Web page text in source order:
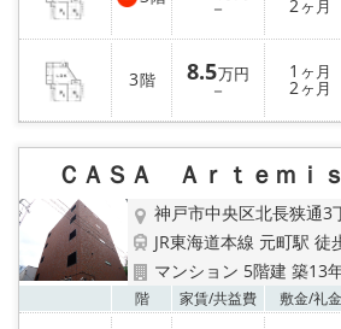
－ 2ヶ月
3階 8.5万円
－
1 ヶ月
2ヶ月
ＣＡＳＡ Ａｒｔｅｍｉｓ
神戸市中央区北長狭通3
JR東海道本線 元町駅 徒
マンション 5階建 築13
階 家賃/共益費 敷金/礼金